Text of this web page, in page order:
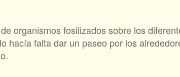
organismos fosilizados sobre los
hacía falta dar un paseo por los